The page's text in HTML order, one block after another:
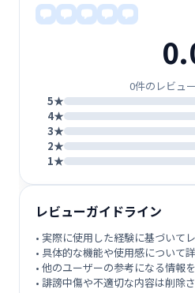
0件のレビュ
5★
4★
3★
2★
1★
レビューガイドライン
• 実際に使用した経験に基づいて
• 具体的な機能や使用感について
• 他のユーザーの参考になる情報
• 誹謗中傷や不適切な内容は削除